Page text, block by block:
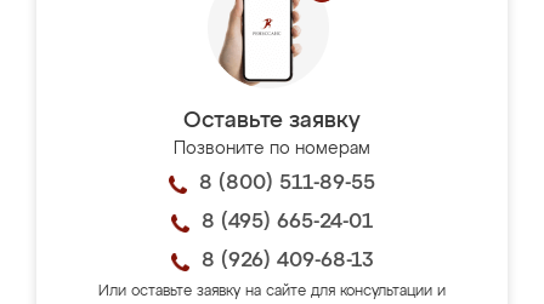
Оставьте заявку
Позвоните по номерам
8 (800) 511-89-55
8 (495) 665-24-01
8 (926) 409-68-13
Или оставьте заявку на сайте для консультации и